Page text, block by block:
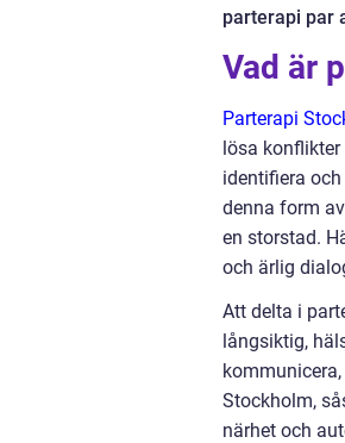
parterapi par
Vad är
Parterapi
lösa
identifiera
denna form
en storstad.
och ärlig
Att delta i
långsiktig,
Stockholm,
närhet och